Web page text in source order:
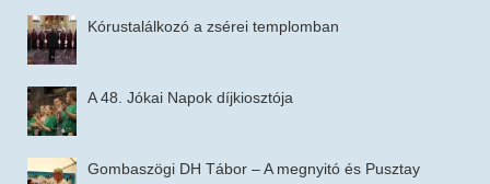
Kórustalálkozó a zsérei templomban
A 48. Jókai Napok díjkiosztója
Gombaszögi DH Tábor – A megnyitó és Pusztay